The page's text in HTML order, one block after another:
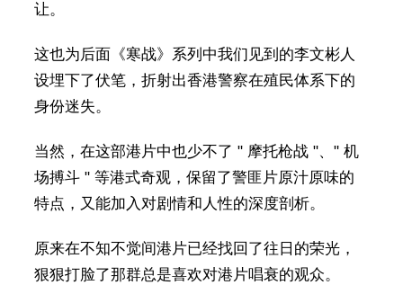
让。
这也为后面《寒战》系列中我们见到的李文彬人
设埋下了伏笔，折射出香港警察在殖民体系下的
身份迷失。
当然，在这部港片中也少不了 " 摩托枪战 "、" 机
场搏斗 " 等港式奇观，保留了警匪片原汁原味的
特点，又能加入对剧情和人性的深度剖析。
原来在不知不觉间港片已经找回了往日的荣光，
狠狠打脸了那群总是喜欢对港片唱衰的观众。